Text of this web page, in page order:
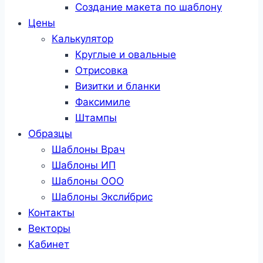
Создание макета по шаблону
Цены
Калькулятор
Круглые и овальные
Отрисовка
Визитки и бланки
Факсимиле
Штампы
Образцы
Шаблоны Врач
Шаблоны ИП
Шаблоны ООО
Шаблоны Эксли́брис
Контакты
Векторы
Кабинет